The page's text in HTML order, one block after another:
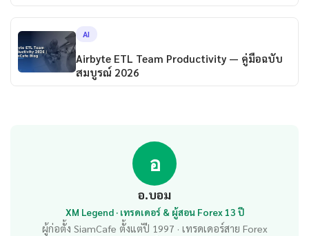
AI
Airbyte ETL Team Productivity — คู่มือฉบับ
สมบูรณ์ 2026
อ
อ.บอม
XM Legend · เทรดเดอร์ & ผู้สอน Forex 13 ปี
ผู้ก่อตั้ง SiamCafe ตั้งแต่ปี 1997 · เทรดเดอร์สาย Forex